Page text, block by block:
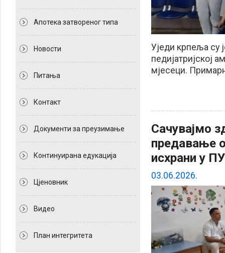
Апотека затвореног типа
Новости
Питања
Контакт
Документи за преузимање
Континуирана едукација
Цјеновник
Видео
План интегритета
Уједи крпеља су
педијатријској
мјесеци.
Сачувајмо
предавање о
исхрани у
03.06.2026.